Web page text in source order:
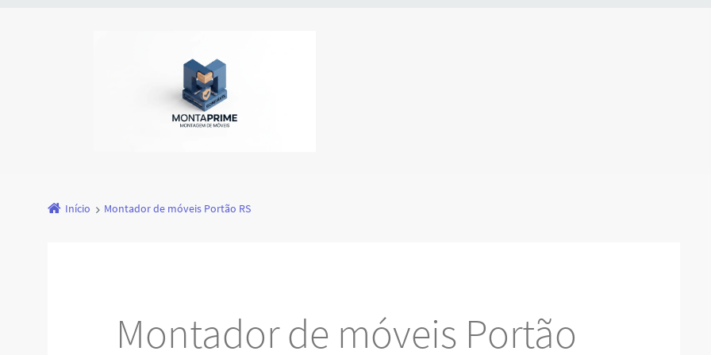
Início Montador de móveis Portão RS
Montador de móveis Portão